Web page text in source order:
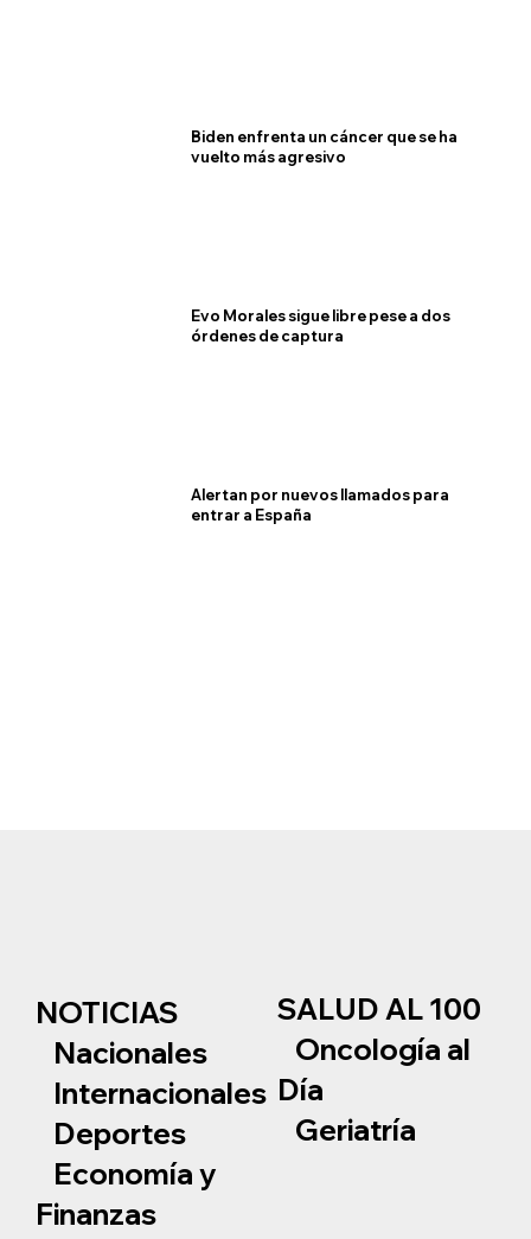
Biden enfrenta un cáncer que se ha
vuelto más agresivo
Evo Morales sigue libre pese a dos
órdenes de captura
Alertan por nuevos llamados para
entrar a España
NOTICIAS
Nacionales
Internacionales
Deportes
Economía y
Finanzas
SALUD AL 100
Oncología al
Día
Geriatría